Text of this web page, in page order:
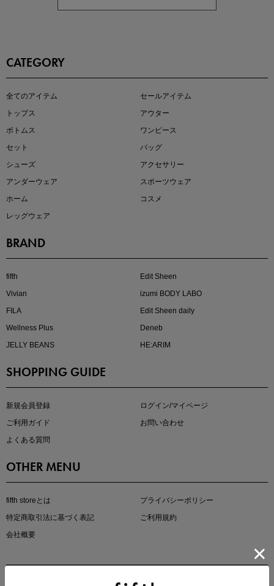
即戦力アイテム続々対象
大人の着映えアイテム5選
マストバイアイテム
CATEGORY
全てのアイテム
セールアイテム
トップス
アウター
ボトムス
ワンピース
セット
バッグ
シューズ
アクセサリー
アンダーウェア
スポーツウェア
ホーム
コスメ
レッグウェア
BRAND
fifth
Edit Sheen
Vivian
izumi BODY LABO
FILA
Edit Sheen daily
Wellness Plus
Deneb
JELLY BEANS
HE:ARIM
SHOPPING GUIDE
新規会員登録
ログイン/マイページ
ご利用ガイド
お問い合わせ
よくある質問
OTHER MENU
fifth storeとは
プライバシーポリシー
特定商取引法に基づく表記
ご利用規約
会社概要